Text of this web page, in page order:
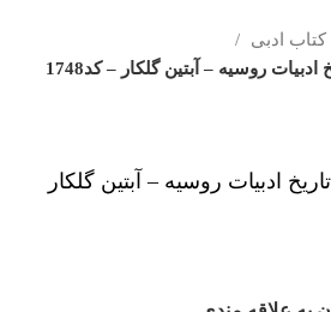
کتاب ادبی
مکتب های ادبی در تاریخ ادبیات روسیه – آبتین گلکار – کد1748
ادبیات روسیه – آبتین گلکار